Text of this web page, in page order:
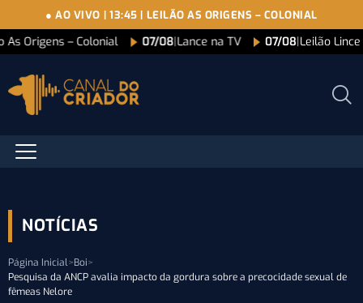
● AO VIVO | 13:45| LEILÃO AS ORIGENS – COLONIAL
As Origens – Colonial 07/08|Lance na TV 07/08|Leilão
NOTÍCIAS
Página Inicial>Boi>
Pesquisa da ANCP avalia impacto da gordura sobre a precocidade sexual de
fêmeas Nelore